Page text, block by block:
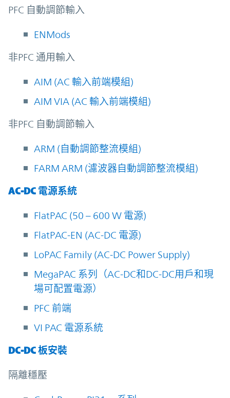
PFC 自動調節輸入
ENMods
非PFC 通用輸入
AIM (AC 輸入前端模組)
AIM VIA (AC 輸入前端模組)
非PFC 自動調節輸入
ARM (自動調節整流模組)
FARM ARM (濾波器自動調節整流模組)
AC-DC 電源系統
FlatPAC (50 – 600 W 電源)
FlatPAC-EN (AC-DC 電源)
LoPAC Family (AC-DC Power Supply)
MegaPAC 系列（AC-DC和DC-DC用戶和現
場可配置電源）
PFC 前端
VI PAC 電源系統
DC-DC 板安裝
隔離穩壓